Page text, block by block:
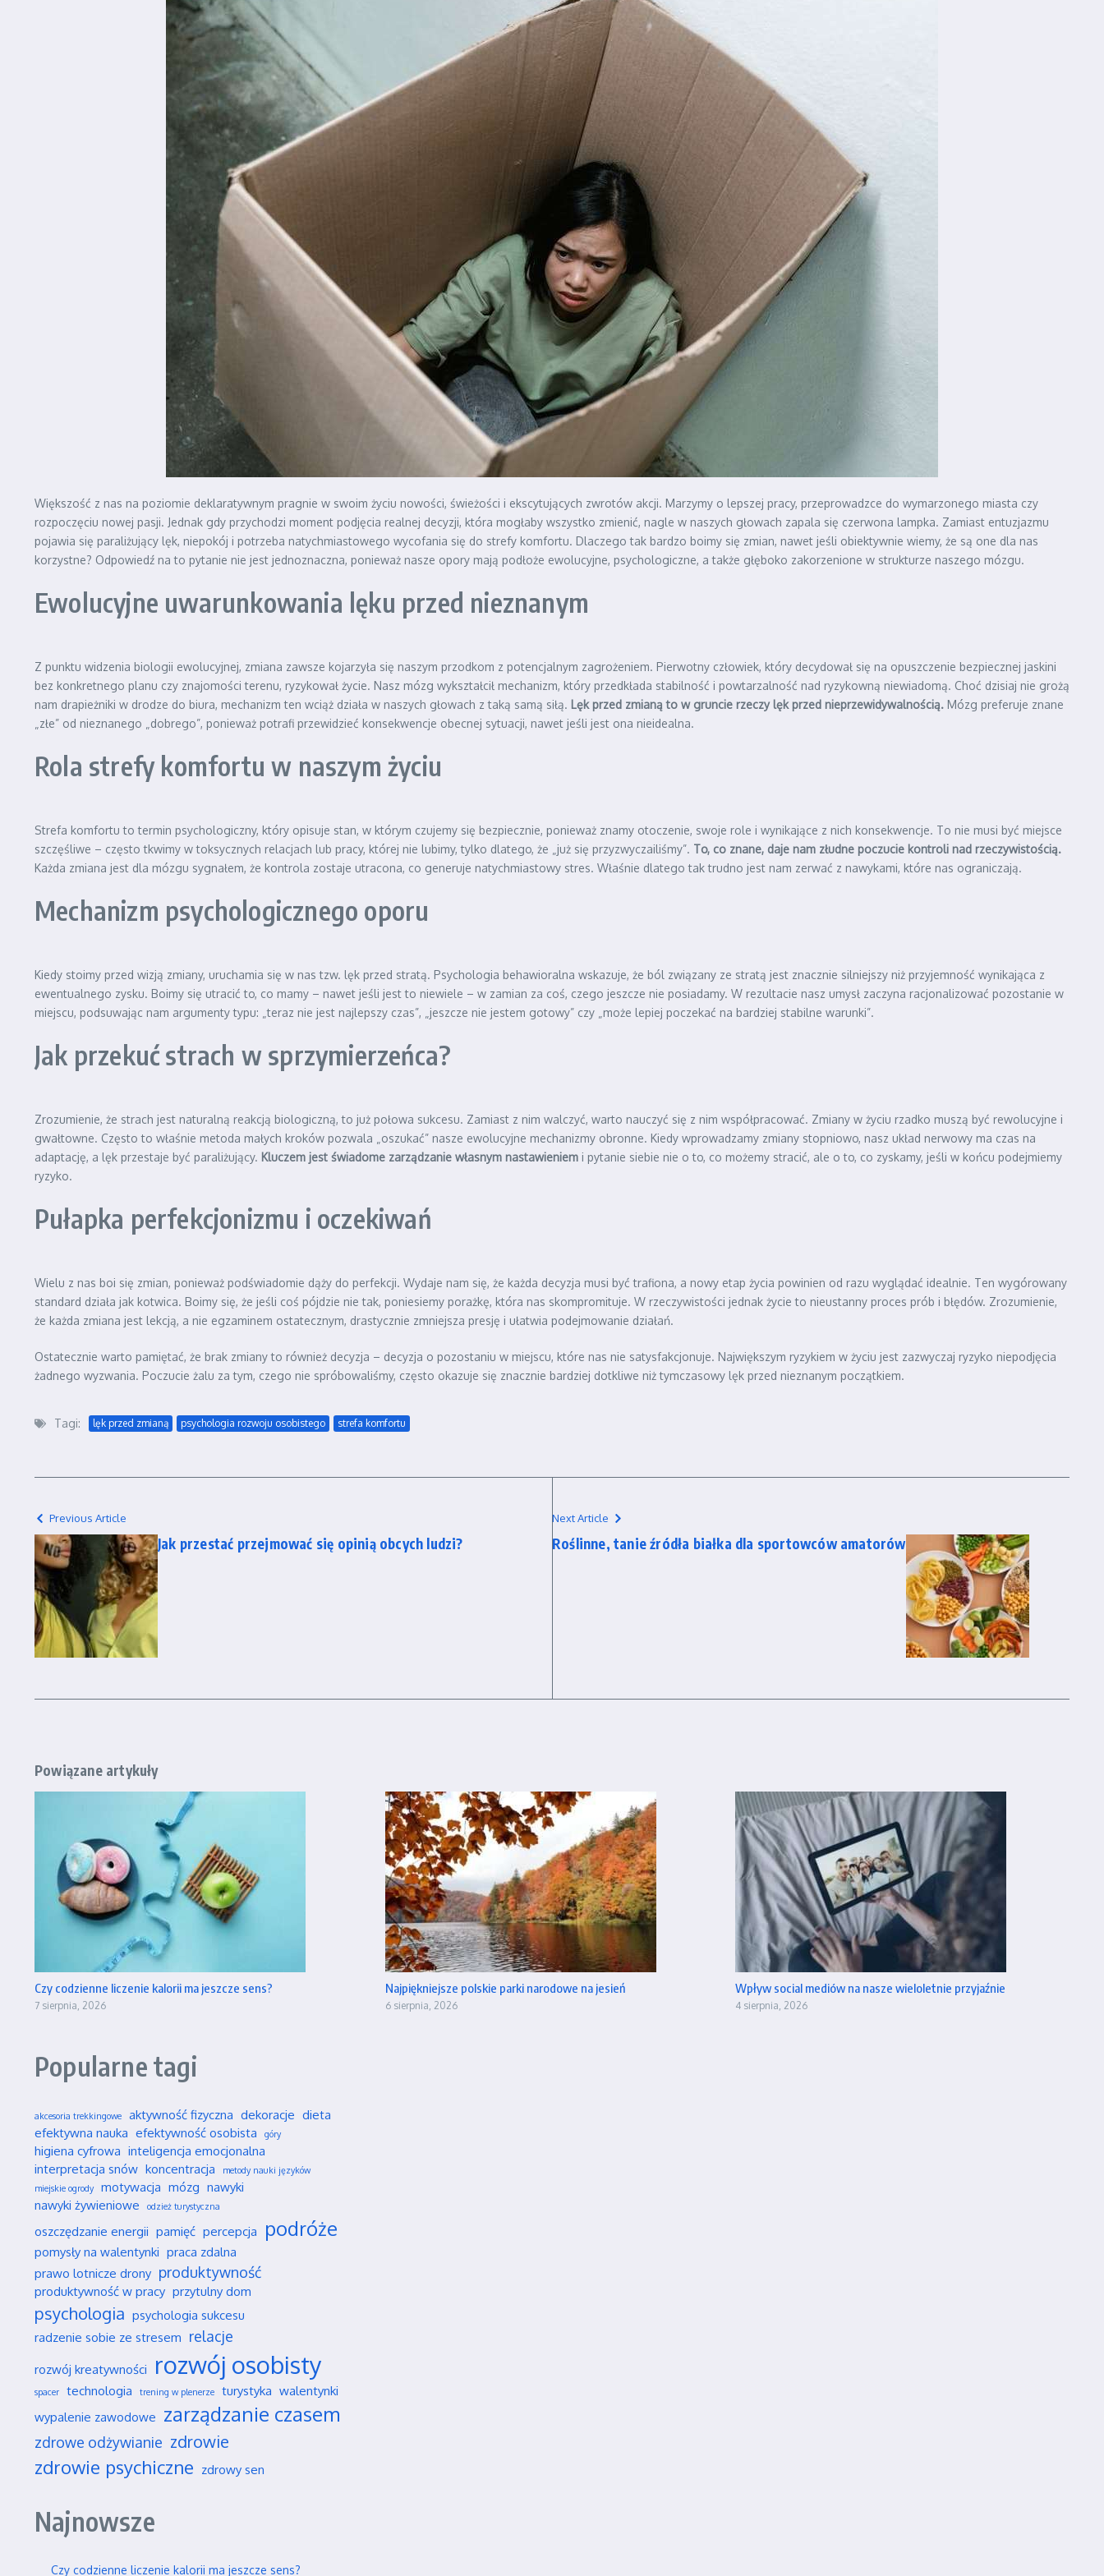
Większość z nas na poziomie deklaratywnym pragnie w swoim życiu nowości, świeżości i ekscytujących zwrotów akcji. Marzymy o lepszej pracy, przeprowadzce do wymarzonego miasta czy
rozpoczęciu nowej pasji. Jednak gdy przychodzi moment podjęcia realnej decyzji, która mogłaby wszystko zmienić, nagle w naszych głowach zapala się czerwona lampka. Zamiast entuzjazmu
pojawia się paraliżujący lęk, niepokój i potrzeba natychmiastowego wycofania się do strefy komfortu. Dlaczego tak bardzo boimy się zmian, nawet jeśli obiektywnie wiemy, że są one dla nas
korzystne? Odpowiedź na to pytanie nie jest jednoznaczna, ponieważ nasze opory mają podłoże ewolucyjne, psychologiczne, a także głęboko zakorzenione w strukturze naszego mózgu.
Ewolucyjne uwarunkowania lęku przed nieznanym
Z punktu widzenia biologii ewolucyjnej, zmiana zawsze kojarzyła się naszym przodkom z potencjalnym zagrożeniem. Pierwotny człowiek, który decydował się na opuszczenie bezpiecznej jaskini
bez konkretnego planu czy znajomości terenu, ryzykował życie. Nasz mózg wykształcił mechanizm, który przedkłada stabilność i powtarzalność nad ryzykowną niewiadomą. Choć dzisiaj nie grożą
nam drapieżniki w drodze do biura, mechanizm ten wciąż działa w naszych głowach z taką samą siłą. Lęk przed zmianą to w gruncie rzeczy lęk przed nieprzewidywalnością. Mózg preferuje znane
„złe” od nieznanego „dobrego”, ponieważ potrafi przewidzieć konsekwencje obecnej sytuacji, nawet jeśli jest ona nieidealna.
Rola strefy komfortu w naszym życiu
Strefa komfortu to termin psychologiczny, który opisuje stan, w którym czujemy się bezpiecznie, ponieważ znamy otoczenie, swoje role i wynikające z nich konsekwencje. To nie musi być miejsce
szczęśliwe – często tkwimy w toksycznych relacjach lub pracy, której nie lubimy, tylko dlatego, że „już się przyzwyczailiśmy”. To, co znane, daje nam złudne poczucie kontroli nad rzeczywistością.
Każda zmiana jest dla mózgu sygnałem, że kontrola zostaje utracona, co generuje natychmiastowy stres. Właśnie dlatego tak trudno jest nam zerwać z nawykami, które nas ograniczają.
Mechanizm psychologicznego oporu
Kiedy stoimy przed wizją zmiany, uruchamia się w nas tzw. lęk przed stratą. Psychologia behawioralna wskazuje, że ból związany ze stratą jest znacznie silniejszy niż przyjemność wynikająca z
ewentualnego zysku. Boimy się utracić to, co mamy – nawet jeśli jest to niewiele – w zamian za coś, czego jeszcze nie posiadamy. W rezultacie nasz umysł zaczyna racjonalizować pozostanie w
miejscu, podsuwając nam argumenty typu: „teraz nie jest najlepszy czas”, „jeszcze nie jestem gotowy” czy „może lepiej poczekać na bardziej stabilne warunki”.
Jak przekuć strach w sprzymierzeńca?
Zrozumienie, że strach jest naturalną reakcją biologiczną, to już połowa sukcesu. Zamiast z nim walczyć, warto nauczyć się z nim współpracować. Zmiany w życiu rzadko muszą być rewolucyjne i
gwałtowne. Często to właśnie metoda małych kroków pozwala „oszukać” nasze ewolucyjne mechanizmy obronne. Kiedy wprowadzamy zmiany stopniowo, nasz układ nerwowy ma czas na
adaptację, a lęk przestaje być paraliżujący. Kluczem jest świadome zarządzanie własnym nastawieniem i pytanie siebie nie o to, co możemy stracić, ale o to, co zyskamy, jeśli w końcu podejmiemy
ryzyko.
Pułapka perfekcjonizmu i oczekiwań
Wielu z nas boi się zmian, ponieważ podświadomie dąży do perfekcji. Wydaje nam się, że każda decyzja musi być trafiona, a nowy etap życia powinien od razu wyglądać idealnie. Ten wygórowany
standard działa jak kotwica. Boimy się, że jeśli coś pójdzie nie tak, poniesiemy porażkę, która nas skompromituje. W rzeczywistości jednak życie to nieustanny proces prób i błędów. Zrozumienie,
że każda zmiana jest lekcją, a nie egzaminem ostatecznym, drastycznie zmniejsza presję i ułatwia podejmowanie działań.
Ostatecznie warto pamiętać, że brak zmiany to również decyzja – decyzja o pozostaniu w miejscu, które nas nie satysfakcjonuje. Największym ryzykiem w życiu jest zazwyczaj ryzyko niepodjęcia
żadnego wyzwania. Poczucie żalu za tym, czego nie spróbowaliśmy, często okazuje się znacznie bardziej dotkliwe niż tymczasowy lęk przed nieznanym początkiem.
Tagi: lęk przed zmianą psychologia rozwoju osobistego strefa komfortu
Previous Article
Jak przestać przejmować się opinią obcych ludzi?
Next Article
Roślinne, tanie źródła białka dla sportowców amatorów
Powiązane artykuły
Czy codzienne liczenie kalorii ma jeszcze sens?
7 sierpnia, 2026
Najpiękniejsze polskie parki narodowe na jesień
6 sierpnia, 2026
Wpływ social mediów na nasze wieloletnie przyjaźnie
4 sierpnia, 2026
Popularne tagi
akcesoria trekkingowe aktywność fizyczna dekoracje dieta
efektywna nauka efektywność osobista góry
higiena cyfrowa inteligencja emocjonalna
interpretacja snów koncentracja
metody nauki języków
miejskie ogrody
motywacja mózg nawyki
nawyki żywieniowe
odzież turystyczna
oszczędzanie energii pamięć percepcja podróże
pomysły na walentynki praca zdalna
prawo lotnicze drony produktywność
produktywność w pracy przytulny dom
psychologia psychologia sukcesu
radzenie sobie ze stresem relacje
rozwój kreatywności rozwój osobisty
spacer technologia trening w plenerze turystyka walentynki
wypalenie zawodowe zarządzanie czasem
zdrowe odżywianie zdrowie
zdrowie psychiczne zdrowy sen
Najnowsze
Czy codzienne liczenie kalorii ma jeszcze sens?